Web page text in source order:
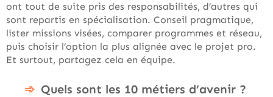
ont tout de suite pris des responsabilités, d’autres qui
sont repartis en spécialisation. Conseil pragmatique,
lister missions visées, comparer programmes et réseau,
puis choisir l’option la plus alignée avec le projet pro.
Et surtout, partagez cela en équipe.
Quels sont les 10 métiers d’avenir ?